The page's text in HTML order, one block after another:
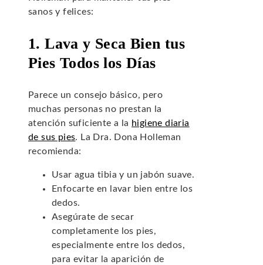
sanos y felices:
1. Lava y Seca Bien tus
Pies Todos los Días
Parece un consejo básico, pero
muchas personas no prestan la
atención suficiente a la higiene diaria
de sus pies. La Dra. Dona Holleman
recomienda:
Usar agua tibia y un jabón suave.
Enfocarte en lavar bien entre los
dedos.
Asegúrate de secar
completamente los pies,
especialmente entre los dedos,
para evitar la aparición de